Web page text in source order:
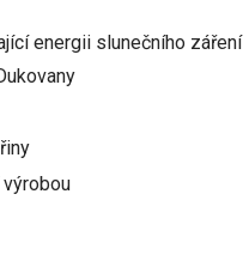
energii slunečního záření